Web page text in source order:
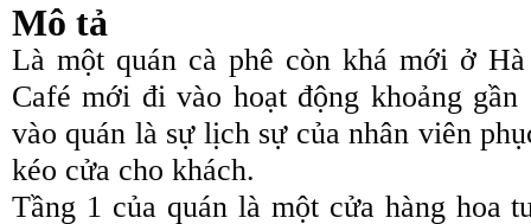
Mô tả
Là một quán cà phê còn khá mới ở
Café mới đi vào hoạt động khoảng
vào quán là sự lịch sự của nhân viên
kéo cửa cho khách.
Tầng 1 của quán là một cửa hàng hoa